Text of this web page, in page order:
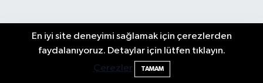
En iyi site deneyimi sağlamak için çerezlerden
faydalanıyoruz. Detaylar için lütfen tıklayın.
Çerezler
TAMAM
23:14 Amasra Belediye Başkanı Çakır CHP'den
istifa edecek mi?